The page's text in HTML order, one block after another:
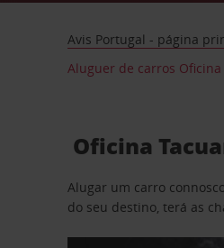
Avis Portugal - página
Aluguer de carros
Oficina
Alugar um carro
do seu destino, terá as